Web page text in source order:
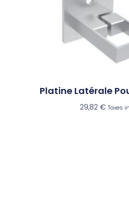
Platine Latérale
29,82 € Taxes